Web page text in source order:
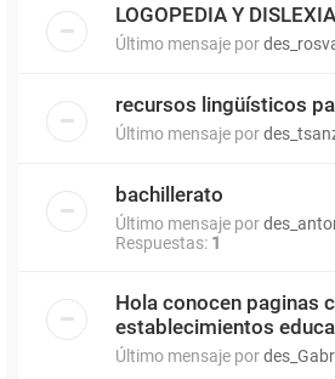
LOGOPEDIA Y DISLEXIA
Último mensaje por
recursos lingüísticos
Último mensaje por
bachillerato
Último mensaje por
Respuestas: 1
Hola conocen paginas
establecimientos
Último mensaje por